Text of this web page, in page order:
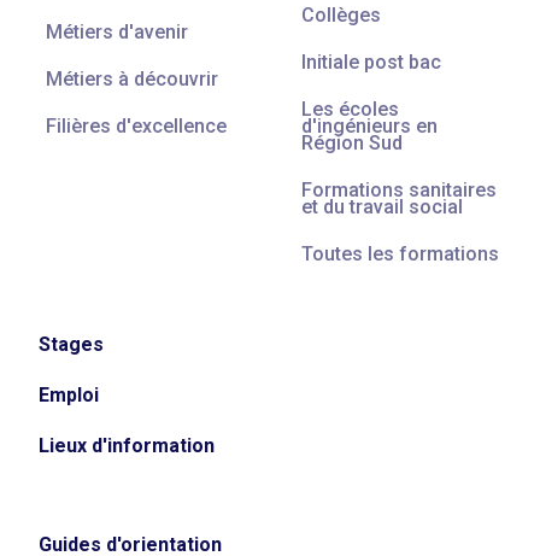
Métiers d'avenir
Métiers à découvrir
Filières d'excellence
Collèges
Initiale post bac
Les écoles
d'ingénieurs en
Région Sud
Formations sanitaires
et du travail social
Toutes les formations
Stages
Emploi
Lieux d'information
Guides d'orientation